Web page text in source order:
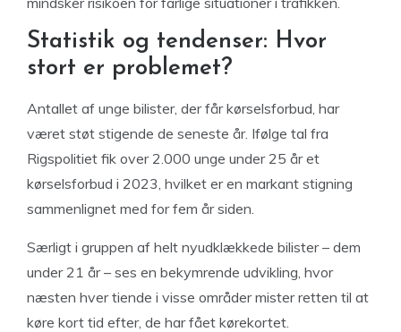
Statistik og tendenser: Hvor
stort er problemet?
Antallet af unge bilister, der får kørselsforbud, har
været støt stigende de seneste år. Ifølge tal fra
Rigspolitiet fik over 2.000 unge under 25 år et
kørselsforbud i 2023, hvilket er en markant stigning
sammenlignet med for fem år siden.
Særligt i gruppen af helt nyudklækkede bilister – dem
under 21 år – ses en bekymrende udvikling, hvor
næsten hver tiende i visse områder mister retten til at
køre kort tid efter, de har fået kørekortet.